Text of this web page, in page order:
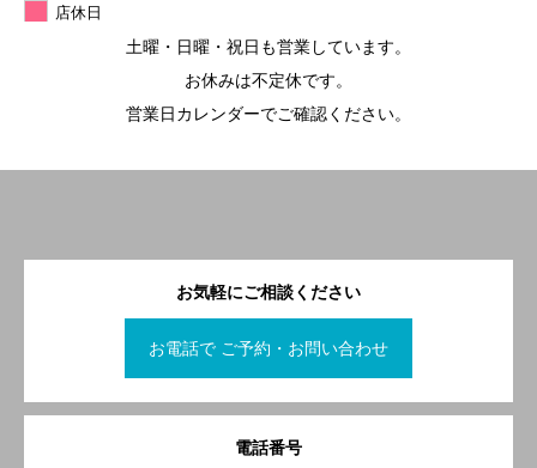
店休日
土曜・日曜・祝日も営業しています。
お休みは不定休です。
営業日カレンダーでご確認ください。
お気軽にご相談ください
お電話で ご予約・お問い合わせ
電話番号